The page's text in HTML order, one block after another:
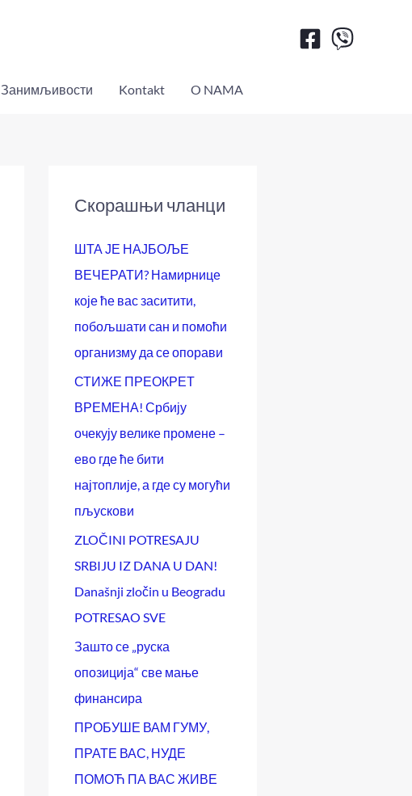
Занимљивости Kontakt O NAMA
Скорашњи чланци
ШТА ЈЕ НАЈБОЉЕ
ВЕЧЕРАТИ? Намирнице
које ће вас заситити,
побољшати сан и помоћи
организму да се опорави
СТИЖЕ ПРЕОКРЕТ
ВРЕМЕНА! Србију
очекују велике промене –
ево где ће бити
најтоплије, а где су могући
пљускови
ZLOČINI POTRESAJU
SRBIJU IZ DANA U DAN!
Današnji zločin u Beogradu
POTRESAO SVE
Зашто се „руска
опозиција“ све мање
финансира
ПРОБУШЕ ВАМ ГУМУ,
ПРАТЕ ВАС, НУДЕ
ПОМОЋ ПА ВАС ЖИВЕ